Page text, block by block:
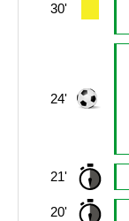
30'
24'
21'
20'